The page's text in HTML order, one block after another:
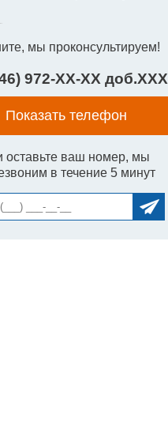
мы проконсультируем!
972-XX-XX доб.XXX
Показать телефон
оставьте ваш номер, мы
в течение 5 минут